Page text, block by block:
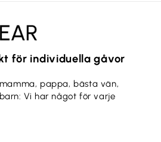
för individuella gåvor
pappa, bästa vän,
Vi har något för varje